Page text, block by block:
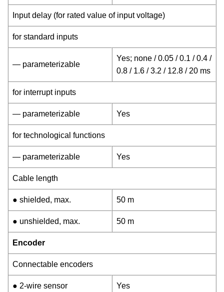
Input delay (for rated value of input voltage)
for standard inputs
— parameterizable
Yes; none / 0.05 / 0.1 / 0.4 /
0.8 / 1.6 / 3.2 / 12.8 / 20 ms
for interrupt inputs
— parameterizable Yes
for technological functions
— parameterizable Yes
Cable length
● shielded, max. 50 m
● unshielded, max. 50 m
Encoder
Connectable encoders
● 2-wire sensor Yes